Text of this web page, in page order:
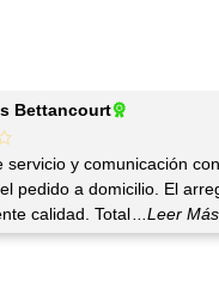
Bettancourt
servicio y comunicación
pedido a domicilio. El
calidad. Total
...Leer Más